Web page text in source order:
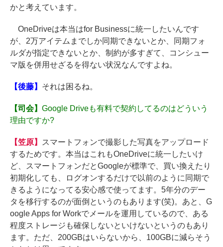
かと考えています。
OneDriveは本当はfor Businessに統一したいんです
が、2万アイテムまでしか同期できないとか、同期フォ
ルダが指定できないとか、制約が多すぎて、コンシュー
マ版を併用せざるを得ない状況なんですよね。
【後藤】 それは困るね。
【司会】 Google Driveも有料で契約してるのはどういう
理由ですか?
【笠原】
スマートフォンで撮影した写真をアップロード
するためです。本当はこれもOneDriveに統一したいけ
ど、スマートフォンだとGoogleが標準で、買い換えたり
初期化しても、ログオンするだけで以前のように同期で
きるようになってる安心感で使ってます。5年分のデー
タを移行するのが面倒というのもあります(笑)。あと、G
oogle Apps for Workでメールを運用しているので、ある
程度ストレージも確保しないといけないというのもあり
ます。ただ、200GBはいらないから、100GBに減らそう